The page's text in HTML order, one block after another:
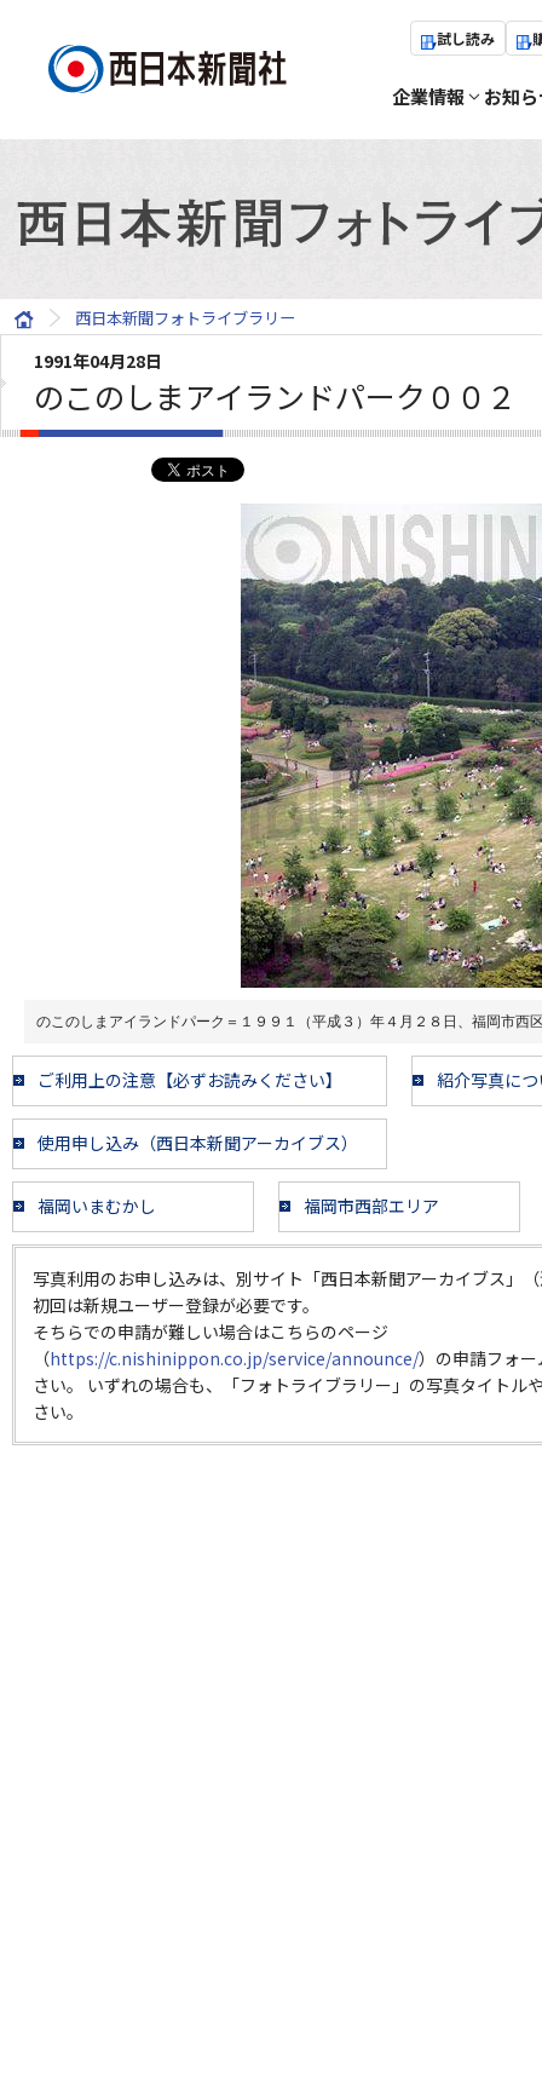
試し読み
企業情報 お知
西日本新聞フォトライブラリー
1991年04月28日
のこのしまアイランドパーク００２
のこのしまアイランドパーク＝１９９１（平成３）年４月２８日、福岡市西
ご利用上の注意【必ずお読みください】 紹介写真に
使用申し込み（西日本新聞アーカイブス）
福岡いまむかし 福岡市西部エリア
写真利用のお申し込みは、別サイト「西日本新聞アーカイブス」
初回は新規ユーザー登録が必要です。
そちらでの申請が難しい場合はこちらのページ
（https://c.nishinippon.co.jp/service/announce/）の申請フォ
さい。 いずれの場合も、「フォトライブラリー」の写真タイトル
さい。